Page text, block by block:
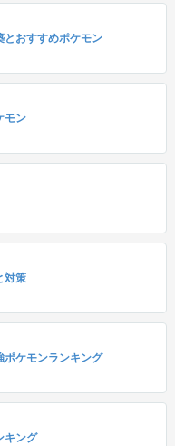
とおすすめポケモン
モン
対策
ポケモンランキング
キング